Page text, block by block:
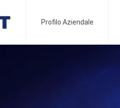
Profilo Aziendale